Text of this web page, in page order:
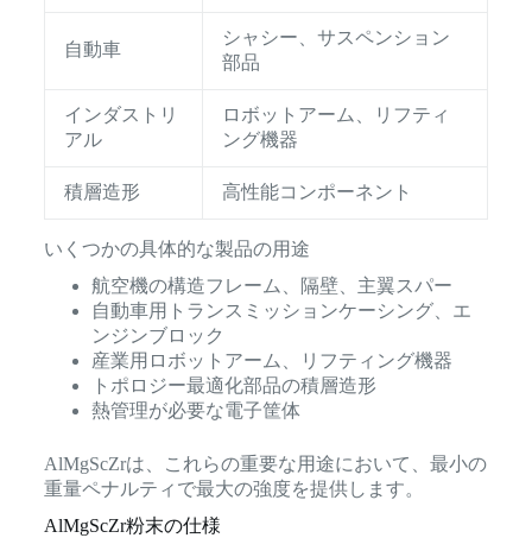
自動車
シャシー、サスペンション
部品
インダストリ
アル
ロボットアーム、リフティ
ング機器
積層造形 高性能コンポーネント
いくつかの具体的な製品の用途
航空機の構造フレーム、隔壁、主翼スパー
自動車用トランスミッションケーシング、エ
ンジンブロック
産業用ロボットアーム、リフティング機器
トポロジー最適化部品の積層造形
熱管理が必要な電子筐体
AlMgScZrは、これらの重要な用途において、最小の
重量ペナルティで最大の強度を提供します。
AlMgScZr粉末の仕様